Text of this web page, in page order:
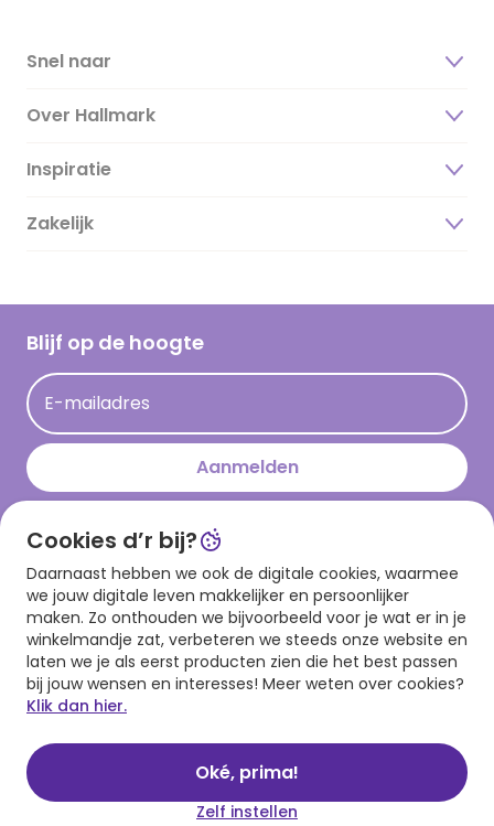
Snel naar
Over Hallmark
Over ons
Duurzaamheid
Hallmark Kaartclub
Acties
Persberichten
Hallmark en Kinderpostzegels
Inspiratie
Magazine
Cadeau inspiratie
Kaartinspiratie
Zakelijk
Blijf op de hoogte
E-mailadres
Aanmelden
Download onze app
Cookies d’r bij?
Daarnaast hebben we ook de digitale cookies, waarmee
we jouw digitale leven makkelijker en persoonlijker
maken. Zo onthouden we bijvoorbeeld voor je wat er in je
winkelmandje zat, verbeteren we steeds onze website en
laten we je als eerst producten zien die het best passen
bij jouw wensen en interesses! Meer weten over cookies?
Klik dan hier.
Oké, prima!
Zelf instellen